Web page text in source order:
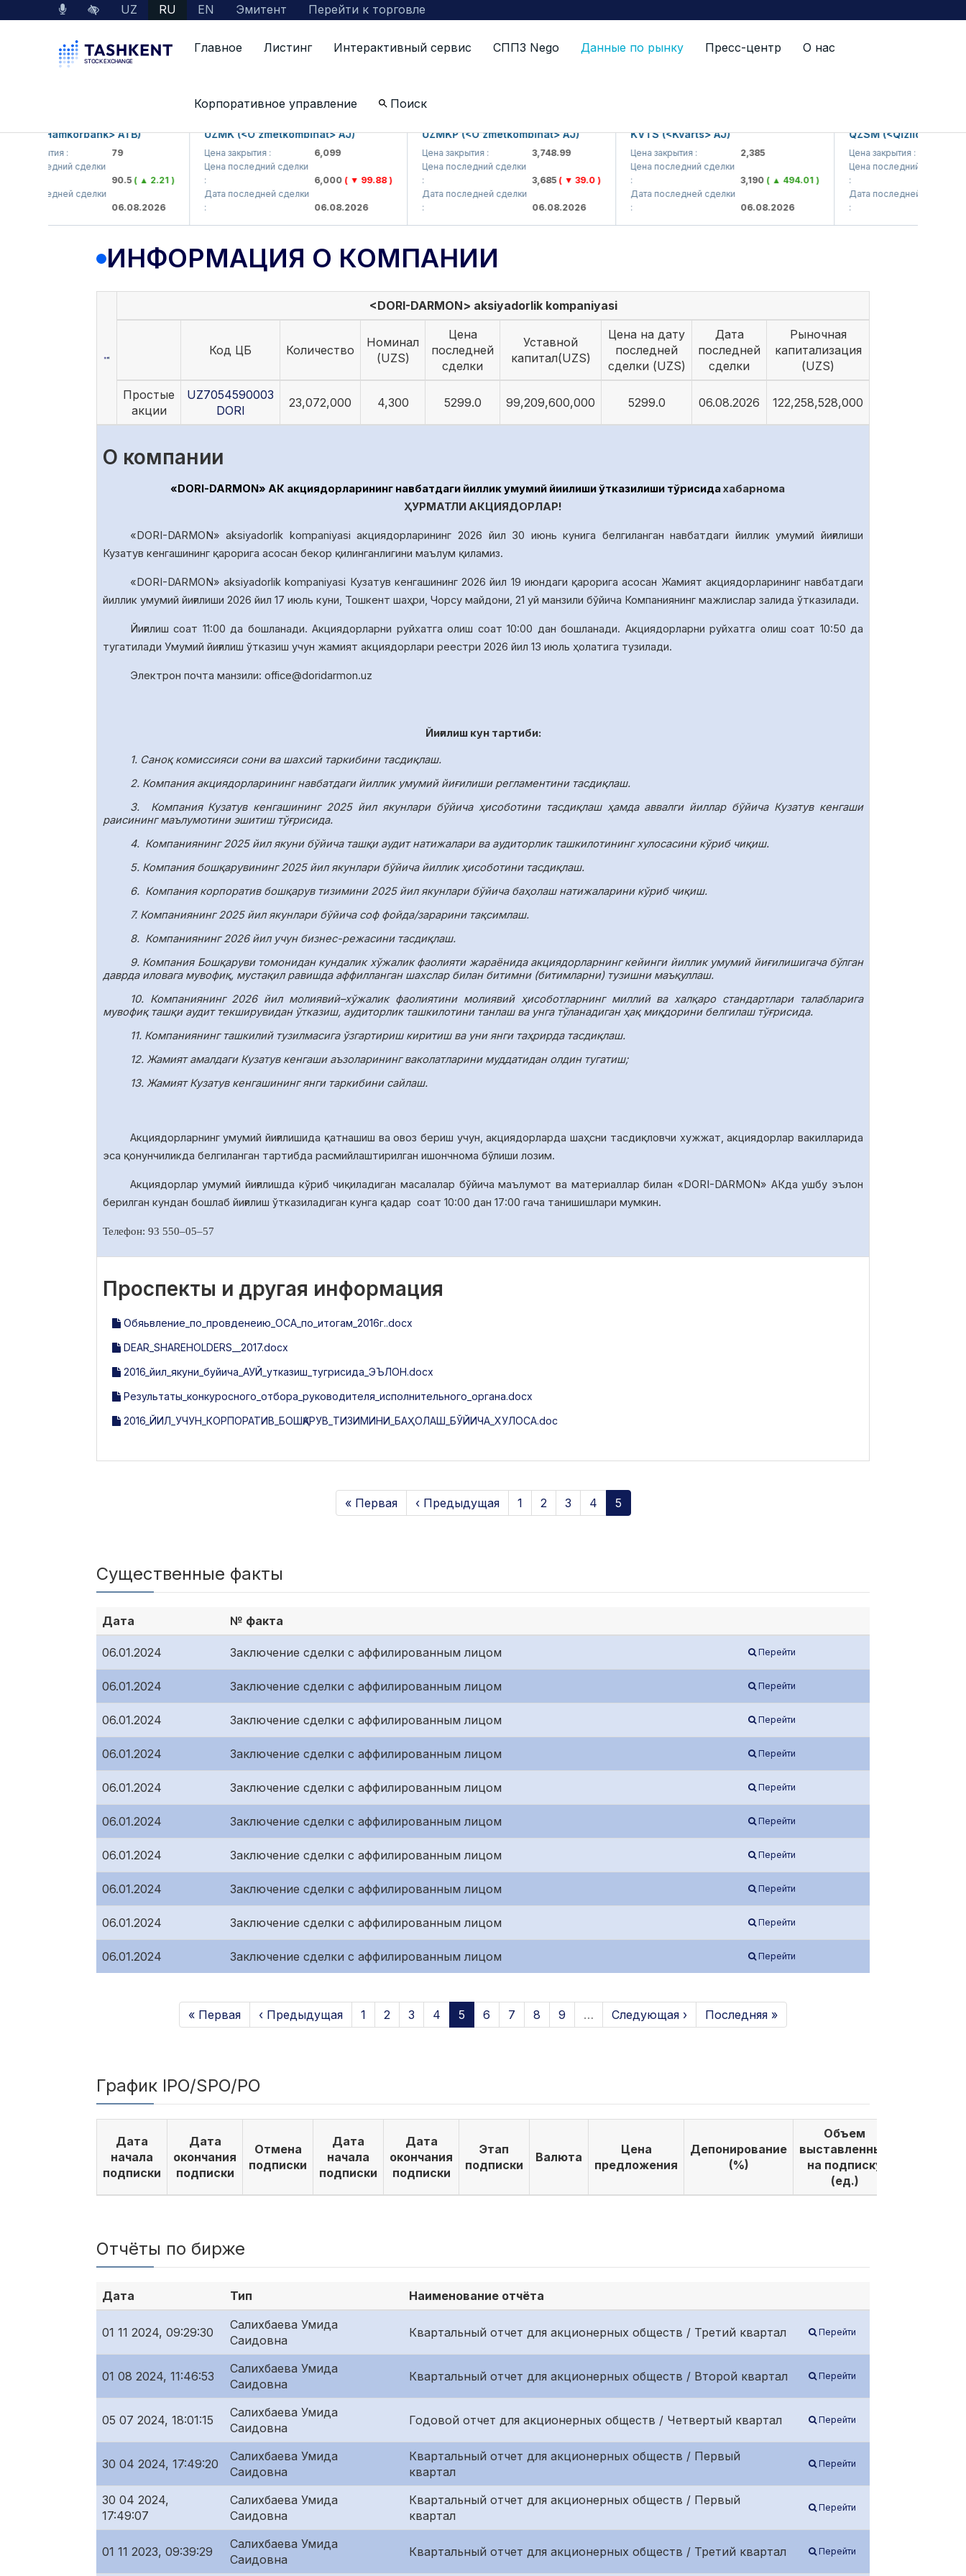
UZ RU EN Эмитент Перейти к торговле
Главное Листинг Интерактивный сервис СППЗ Nego Данные по рынку Пресс-центр О нас
Корпоративное управление Поиск
Информация о компании
(<Hamkorbank> ATB)
сделки
( ▲ 2.21 )
сделки
06.08.2026
UZMK (<O'zmetkombinat> AJ)
Цена закрытия :
6,099
Цена последний сделки
6,000( ▼ 99.88 )
Дата последней сделки
06.08.2026
UZMKP (<O'zmetkombinat> AJ)
Цена закрытия :
3,748.99
Цена последний сделки
3,685( ▼ 39.0 )
Дата последней сделки
06.08.2026
KVTS (<Kvarts> AJ)
Цена закрытия :
2,385
Цена последний сделки
3,190( ▲ 494.01 )
Дата последней сделки
06.08.2026
QZSM (<Qizilqumsement>
Цена закрытия :
Цена последний сделки
Дата последней сделки
ИНФОРМАЦИЯ О КОМПАНИИ
<DORI-DARMON> aksiyadorlik kompaniyasi
Код ЦБ Количество
Номинал
(UZS)
Цена
последней
сделки
Уставной
капитал(UZS)
Цена на дату
последней
сделки (UZS)
Дата
последней
сделки
Рыночная
капитализация
(UZS)
Простые
акции
UZ7054590003
DORI
23,072,000 4,300 5299.0 99,209,600,000 5299.0 06.08.2026 122,258,528,000
О компании
«DORI-DARMON» АК акциядорларининг навбатдаги йиллик умумий йиғилиши ўтказилиши тўғрисидахабарнома
ҲУРМАТЛИ АКЦИЯДОРЛАР!
«DORI-DARMON» aksiyadorlik kompaniyasi акциядорларининг 2026 йил 30 июнь кунига белгиланган навбатдаги йиллик умумий йиғилиши
Кузатув кенгашининг қарорига асосан бекор қилинганлигини маълум қиламиз.
«DORI-DARMON» aksiyadorlik kompaniyasi Кузатув кенгашининг 2026 йил 19 июндаги қарорига асосан Жамият акциядорларининг навбатдаги
йиллик умумий йиғилиши 2026 йил 17 июль куни, Тошкент шаҳри, Чорсу майдони, 21 уй манзили бўйича Компаниянинг мажлислар залида ўтказилади.
Йиғилиш соат 11:00 да бошланади. Акциядорларни руйхатга олиш соат10:00 дан бошланади. Акциядорларни руйхатга олиш соат 10:50да
тугатилади Умумий йиғилиш ўтказиш учун жамият акциядорлари реестри 2026 йил 13 июль ҳолатига тузилади.
Электрон почта манзили: office@doridarmon.uz
Йиғилиш кун тартиби:
1. Саноқ комиссияси сони ва шахсий таркибини тасдиқлаш.
2. Компания акциядорларининг навбатдаги йиллик умумий йиғилиши регламентини тасдиқлаш.
3.
Компания Кузатув кенгашининг 2025 йил якунлари бўйича ҳисоботини тасдиқлаш ҳамда аввалги йиллар бўйича Кузатув кенгаши
раисининг маълумотини эшитиш тўғрисида.
4. Компаниянинг 2025 йил якуни бўйича ташқи аудит натижалари ва аудиторлик ташкилотининг хулосасини кўриб чиқиш.
5. Компания бошқарувининг 2025 йил якунлари бўйича йиллик ҳисоботини тасдиқлаш.
6. Компания корпоратив бошқарув тизимини 2025 йил якунлари бўйича баҳолаш натижаларини кўриб чиқиш.
7. Компаниянинг 2025 йил якунлари бўйича соф фойда/зарарини тақсимлаш.
8. Компаниянинг 2026 йил учун бизнес-режасини тасдиқлаш.
9. Компания Бошқаруви томонидан кундалик хўжалик фаолияти жараёнида акциядорларнинг кейинги йиллик умумий йиғилишигача бўлган
даврда иловага мувофиқ, мустақил равишда аффилланган шахслар билан битимни (битимларни) тузишни маъқуллаш.
10. Компаниянинг 2026 йил молиявий–хўжалик фаолиятини молиявий ҳисоботларнинг миллий ва халқаро стандартлари талабларига
мувофиқ ташқи аудит текширувидан ўтказиш, аудиторлик ташкилотини танлаш ва унга тўланадиган ҳақ миқдорини белгилаш тўғрисида.
11. Компаниянинг ташкилий тузилмасига ўзгартириш киритиш ва уни янги таҳрирда тасдиқлаш.
12. Жамият амалдаги Кузатув кенгаши аъзоларининг ваколатларини муддатидан олдин тугатиш;
13. Жамият Кузатув кенгашининг янги таркибини сайлаш.
Акциядорларнинг умумий йиғилишида қатнашиш ва овоз бериш учун, акциядорларда шаҳсни тасдиқловчи хужжат, акциядорлар вакилларида
эса қонунчиликда белгиланган тартибда расмийлаштирилган ишончнома бўлиши лозим.
Акциядорлар умумий йиғилишда кўриб чиқиладиган масалалар бўйичамаълумот ва материаллар билан «DORI-DARMON» АКда ушбу эълон
берилган кундан бошлаб йиғилиш ўтказиладиган кунга қадар соат 10:00 дан 17:00 гача танишишлари мумкин.
Телефон: 93 550–05–57
Проспекты и другая информация
Обяьвление_по_провденеию_ОСА_по_итогам_2016г..docx
DEAR_SHAREHOLDERS__2017.docx
2016_йил_якуни_буйича_АУЙ_утказиш_тугрисида_ЭЪЛОН.docx
Результаты_конкуросного_отбора_руководителя_исполнительного_органа.docx
2016_ЙИЛ_УЧУН_КОРПОРАТИВ_БОШҚАРУВ_ТИЗИМИНИ_БАҲОЛАШ_БЎЙИЧА_ХУЛОСА.doc
« Первая ‹ Предыдущая 1 2 3 4 5
Существенные факты
Дата № факта
06.01.2024 Заключение сделки с аффилированным лицом Перейти
06.01.2024 Заключение сделки с аффилированным лицом Перейти
06.01.2024 Заключение сделки с аффилированным лицом Перейти
06.01.2024 Заключение сделки с аффилированным лицом Перейти
06.01.2024 Заключение сделки с аффилированным лицом Перейти
06.01.2024 Заключение сделки с аффилированным лицом Перейти
06.01.2024 Заключение сделки с аффилированным лицом Перейти
06.01.2024 Заключение сделки с аффилированным лицом Перейти
06.01.2024 Заключение сделки с аффилированным лицом Перейти
06.01.2024 Заключение сделки с аффилированным лицом Перейти
« Первая ‹ Предыдущая 1 2 3 4 5 6 7 8 9 … Следующая › Последняя »
График IPO/SPO/PO
Дата
начала
подписки
Дата
окончания
подписки
Отмена
подписки
Дата
начала
подписки
Дата
окончания
подписки
Этап
подписки
Валюта
Цена
предложения
Депонирование
(%)
Объем
выставленных
на подписку
(ед.)
Отчёты по бирже
Дата Тип Наименование отчёта
01 11 2024, 09:29:30
Салихбаева Умида
Саидовна
Квартальный отчет для акционерных обществ / Третий квартал Перейти
01 08 2024, 11:46:53
Салихбаева Умида
Саидовна
Квартальный отчет для акционерных обществ / Второй квартал Перейти
05 07 2024, 18:01:15
Салихбаева Умида
Саидовна
Годовой отчет для акционерных обществ / Четвертый квартал Перейти
30 04 2024, 17:49:20
Салихбаева Умида
Саидовна
Квартальный отчет для акционерных обществ / Первый
квартал
Перейти
30 04 2024,
17:49:07
Салихбаева Умида
Саидовна
Квартальный отчет для акционерных обществ / Первый
квартал
Перейти
01 11 2023, 09:39:29
Салихбаева Умида
Саидовна
Квартальный отчет для акционерных обществ / Третий квартал Перейти